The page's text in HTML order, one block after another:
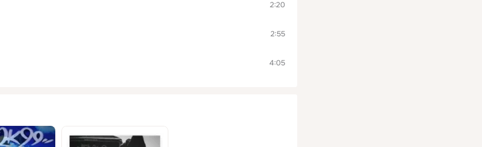
2:20
2:55
4:05